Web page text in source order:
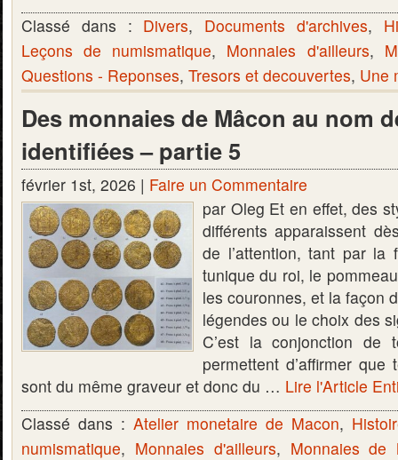
Classé dans : Divers, Documents d'archives,
Leçons de numismatique, Monnaies d'ailleurs,
Questions - Reponses, Tresors et decouvertes, Une
Des monnaies de Mâcon au nom
identifiées – partie 5
février 1st, 2026 | Faire un Commentaire
par Oleg Et en effet, des
différents apparaissent
de l’attention, tant par la
tunique du roi, le
les couronnes, et la façon
légendes ou le choix des
C’est la conjonction de
permettent d’affirmer
sont du même graveur et donc du … Lire l'Article
Classé dans : Atelier monetaire de Macon,
numismatique, Monnaies d'ailleurs, Monnaies de